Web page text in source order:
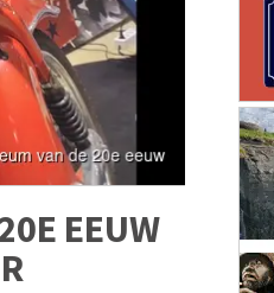
EEUW